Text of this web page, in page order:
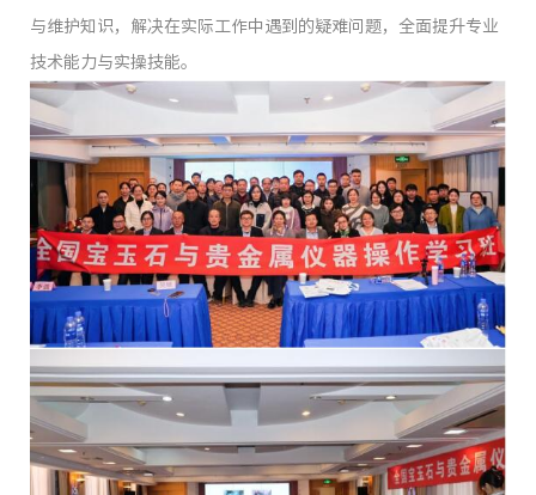
与维护知识，解决在实际工作中遇到的疑难问题，全面提升专业
技术能力与实操技能。